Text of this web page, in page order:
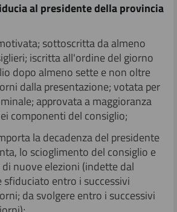
al presidente della provincia
sottoscritta da almeno
iscritta all'ordine del giorno
dopo almeno sette e non oltre
dalla presentazione; votata per
approvata a maggioranza
componenti del consiglio;
la decadenza del presidente
lo scioglimento del consiglio e
nuove elezioni (indette dal
sfiduciato entro i successivi
da svolgere entro i successivi